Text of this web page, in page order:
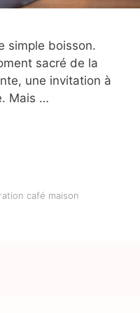
simple boisson.
sacré de la
une invitation à
Mais …
café maison